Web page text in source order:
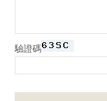
驗證碼